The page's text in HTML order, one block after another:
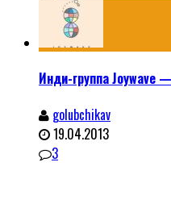
Инди-группа Joywave
golubchikav
19.04.2013
3